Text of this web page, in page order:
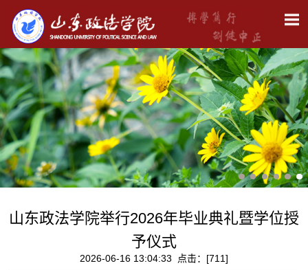
山东政法学院举行2026年毕业典礼暨学位授
予仪式
2026-06-16 13:04:33 点击：[711]